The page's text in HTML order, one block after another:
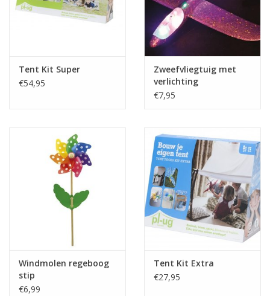
Tent Kit Super
€54,95
Zweefvliegtuig met
verlichting
€7,95
Windmolen regeboog
stip
€6,99
Tent Kit Extra
€27,95